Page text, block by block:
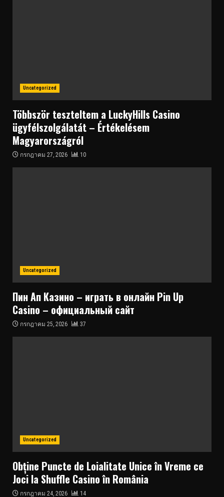
Uncategorized
Többször teszteltem a LuckyHills Casino
ügyfélszolgálatát – Értékelésem
Magyarországról
กรกฎาคม 27, 2026 10
Uncategorized
Пин Ап Казино – играть в онлайн Pin Up
Casino – официальный сайт
กรกฎาคม 25, 2026 37
Uncategorized
Obține Puncte de Loialitate Unice în Vreme ce
Joci la Shuffle Casino în România
กรกฎาคม 24, 2026 14